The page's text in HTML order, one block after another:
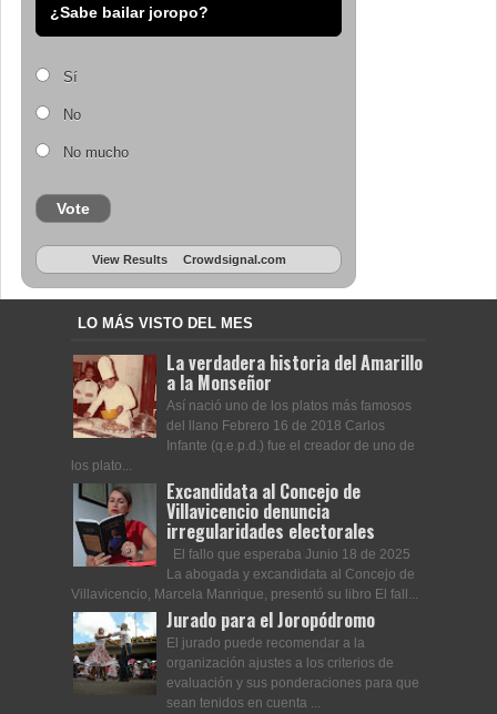
¿Sabe bailar joropo?
Sí
No
No mucho
Vote
View Results Crowdsignal.com
LO MÁS VISTO DEL MES
La verdadera historia del Amarillo
a la Monseñor
Así nació uno de los platos más famosos
del llano Febrero 16 de 2018 Carlos
Infante (q.e.p.d.) fue el creador de uno de
los plato...
Excandidata al Concejo de
Villavicencio denuncia
irregularidades electorales
El fallo que esperaba Junio 18 de 2025
La abogada y excandidata al Concejo de
Villavicencio, Marcela Manrique, presentó su libro El fall...
Jurado para el Joropódromo
El jurado puede recomendar a la
organización ajustes a los criterios de
evaluación y sus ponderaciones para que
sean tenidos en cuenta ...